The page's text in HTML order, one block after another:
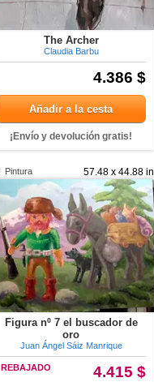
The Archer
Claudia Barbu
4.386 $
Añadir a la cesta
¡Envío y devolución gratis!
57.48 x 44.88 in
Pintura
Figura nº 7 el buscador de
oro
Juan Ángel Sáiz Manrique
4.415 $
REBAJADO